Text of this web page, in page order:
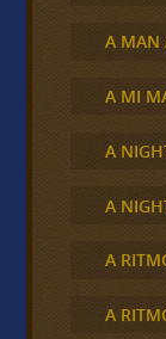
A MAN
A MI
A
A
A
A